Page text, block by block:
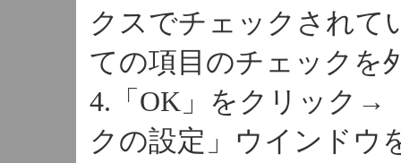
クスでチェックされて
ての項目のチェックを
4.「OK」をクリック→
クの設定」ウインドウ